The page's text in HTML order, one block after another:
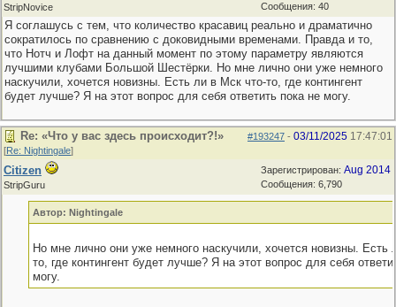
Сообщения: 40
StripNovice
Я соглашусь с тем, что количество красавиц реально и драматично
сократилось по сравнению с доковидными временами. Правда и то,
что Нотч и Лофт на данный момент по этому параметру являются
лучшими клубами Большой Шестёрки. Но мне лично они уже немного
наскучили, хочется новизны. Есть ли в Мск что-то, где контингент
будет лучше? Я на этот вопрос для себя ответить пока не могу.
#193247 - 03/11/2025 17:47:01
Re: «Что у вас здесь происходит?!»
[Re: Nightingale]
Зарегистрирован: Aug 2014
Сообщения: 6,790
Citizen
StripGuru
Автор: Nightingale
Но мне лично они уже немного наскучили, хочется новизны. Есть
то, где контингент будет лучше? Я на этот вопрос для себя
могу.